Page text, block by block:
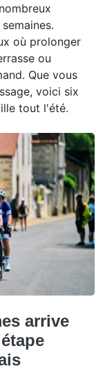
où prolonger
ou
Que vous
voici six
tout l'été.
arrive